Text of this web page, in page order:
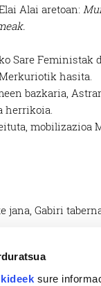
sure
Alai aretoan:
Sare Feministak
hasita.
bazkaria,
herrikoia.
mobilizazioa
jana, Gabiri